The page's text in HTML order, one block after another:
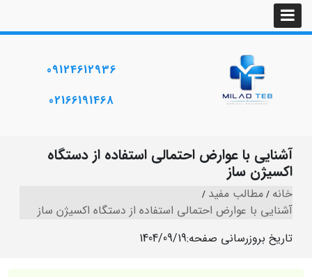
09124612936
02166191468
آشنایی با عوارض احتمالی استفاده از دستگاه
اکسیژن‌ ساز
خانه مطالب مفید
آشنایی با عوارض احتمالی استفاده از دستگاه اکسیژن‌ ساز
تاریخ بروزرسانی صفحه:1404/09/19